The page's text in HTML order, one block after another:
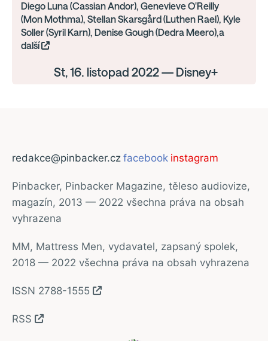
Diego Luna (Cassian Andor), Genevieve O'Reilly
(Mon Mothma), Stellan Skarsgård (Luthen Rael), Kyle
Soller (Syril Karn), Denise Gough (Dedra Meero),a
další
St, 16. listopad 2022 — Disney+
redakce@pinbacker.cz facebook instagram
Pinbacker, Pinbacker Magazine, těleso audiovize,
magazín, 2013 — 2022 všechna práva na obsah
vyhrazena
MM, Mattress Men, vydavatel, zapsaný spolek,
2018 — 2022 všechna práva na obsah vyhrazena
ISSN 2788-1555
RSS